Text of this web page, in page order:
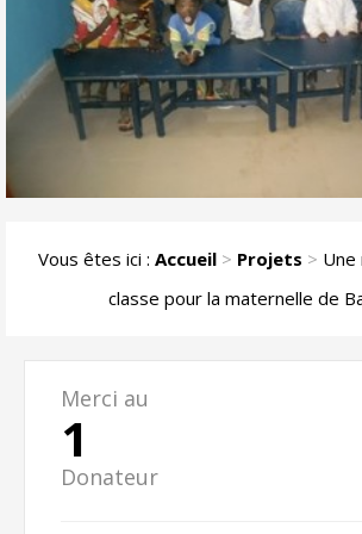
Vous êtes ici : Accueil> Projets > Une
classe pour la maternelle de
Merci au
1
Donateur